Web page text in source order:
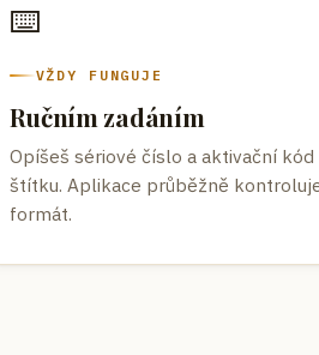
⌨️
VŽDY FUNGUJE
Ručním zadáním
Opíšeš sériové číslo a aktivační kód
štítku. Aplikace průběžně
formát.